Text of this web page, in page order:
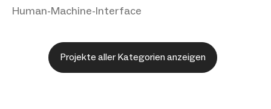
Human-Machine-Interface
Projekte aller Kategorien anzeigen